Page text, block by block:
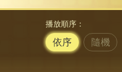
播放順序：
依序 隨機